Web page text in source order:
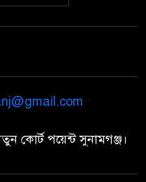
নিহত ৮ ও আহত ২৫
জাতীয় সংসদের হুইপ
কোর্ট পয়েন্ট সুনামগঞ্জ।